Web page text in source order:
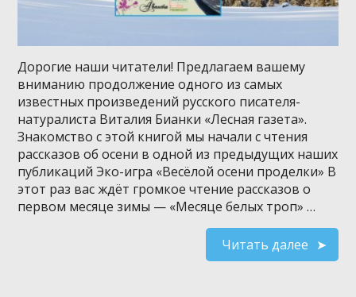
Дорогие наши читатели! Предлагаем вашему
вниманию продолжение одного из самых
известных произведений русского писателя-
натуралиста Виталия Бианки «Лесная газета».
Знакомство с этой книгой мы начали с чтения
рассказов об осени в одной из предыдущих наших
публикаций Эко-игра «Весёлой осени проделки» В
этот раз вас ждёт громкое чтение рассказов о
первом месяце зимы — «Месяце белых троп» …
Читать далее